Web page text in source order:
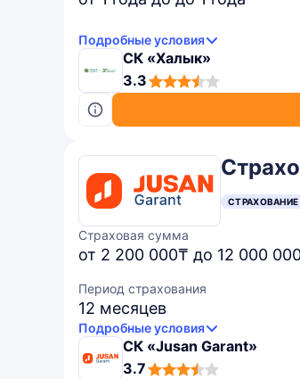
Подробные условия
СК «Халык»
3.3
rating
Страховая сумма
от 2 200 000₸ до 12 000
Период страхования
12 месяцев
Подробные условия
СК «Jusan Garant»
3.7
3,7